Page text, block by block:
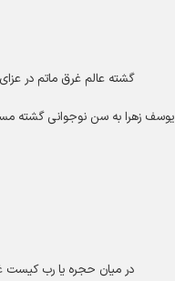
گشته عالم غرق ماتم در عزاى
یوسف زهرا به سن نوجوانى گشته
در میان حجره یا رب کیست